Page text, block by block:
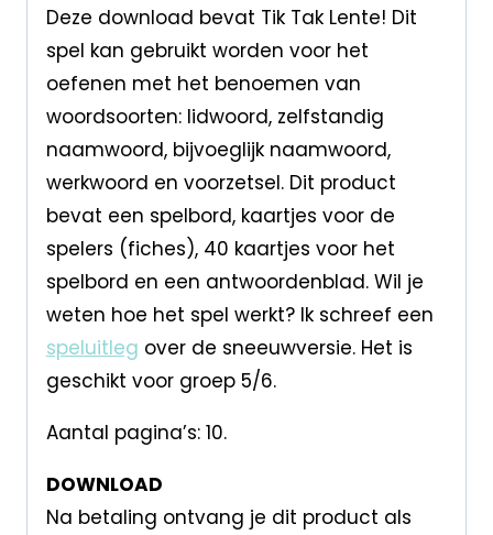
Deze download bevat Tik Tak Lente! Dit
spel kan gebruikt worden voor het
oefenen met het benoemen van
woordsoorten: lidwoord, zelfstandig
naamwoord, bijvoeglijk naamwoord,
werkwoord en voorzetsel. Dit product
bevat een spelbord, kaartjes voor de
spelers (fiches), 40 kaartjes voor het
spelbord en een antwoordenblad. Wil je
weten hoe het spel werkt? Ik schreef een
speluitleg over de sneeuwversie. Het is
geschikt voor groep 5/6.
Aantal pagina’s: 10.
DOWNLOAD
Na betaling ontvang je dit product als